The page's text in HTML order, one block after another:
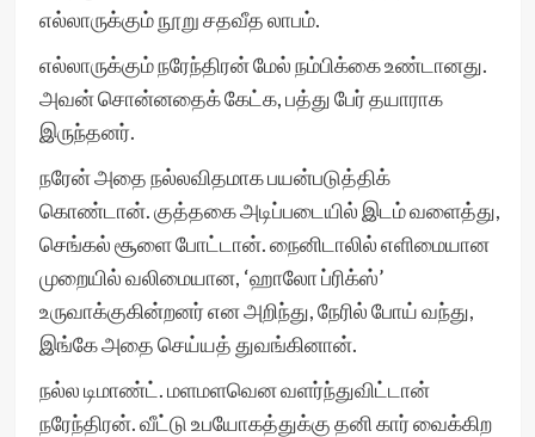
எல்லாருக்கும் நூறு சதவீத லாபம்.
எல்லாருக்கும் நரேந்திரன் மேல் நம்பிக்கை உண்டானது.
அவன் சொன்னதைக் கேட்க, பத்து பேர் தயாராக
இருந்தனர்.
நரேன் அதை நல்லவிதமாக பயன்படுத்திக்
கொண்டான். குத்தகை அடிப்படையில் இடம் வளைத்து,
செங்கல் சூளை போட்டான். நைனிடாலில் எளிமையான
முறையில் வலிமையான, ‘ஹாலோ ப்ரிக்ஸ்’
உருவாக்குகின்றனர் என அறிந்து, நேரில் போய் வந்து,
இங்கே அதை செய்யத் துவங்கினான்.
நல்ல டிமாண்ட். மளமளவென வளர்ந்துவிட்டான்
நரேந்திரன். வீட்டு உபயோகத்துக்கு தனி கார் வைக்கிற